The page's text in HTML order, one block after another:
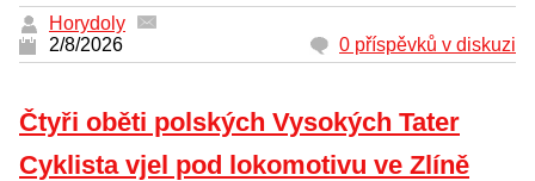
Horydoly
2/8/2026
0 příspěvků v diskuzi
Čtyři oběti polských Vysokých Tater
Cyklista vjel pod lokomotivu ve Zlíně